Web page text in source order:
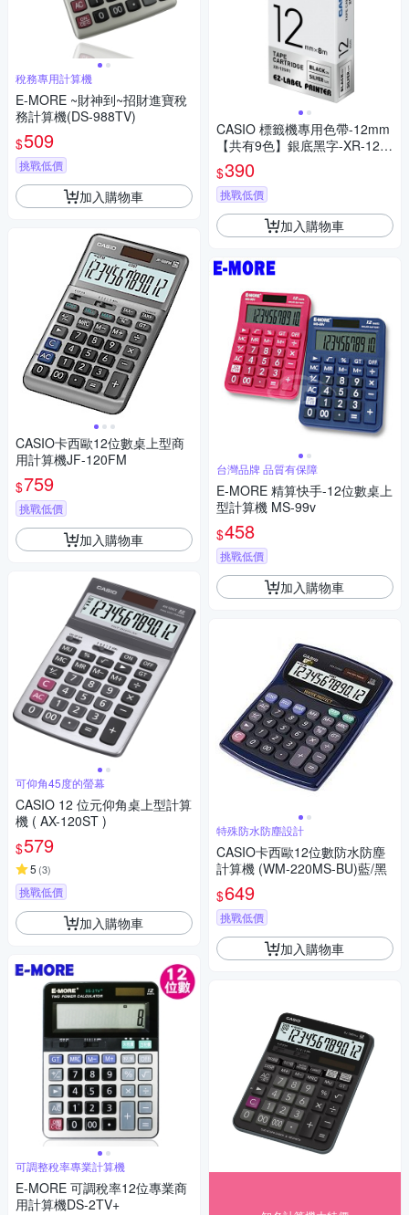
稅務專用計算機
E-MORE ~財神到~招財進寶稅
務計算機(DS-988TV)
$509
挑戰低價
加入購物車
CASIO卡西歐12位數桌上型商
用計算機JF-120FM
$759
挑戰低價
加入購物車
可仰角45度的螢幕
CASIO 12 位元仰角桌上型計算
機 ( AX-120ST )
$579
5 (3)
挑戰低價
加入購物車
可調整稅率專業計算機
E-MORE 可調稅率12位專業商
用計算機DS-2TV+
CASIO 標籤機專用色帶-12mm
【共有9色】銀底黑字-XR-12S
R1
$390
挑戰低價
加入購物車
台灣品牌 品質有保障
E-MORE 精算快手-12位數桌上
型計算機 MS-99v
$458
挑戰低價
加入購物車
特殊防水防塵設計
CASIO卡西歐12位數防水防塵
計算機 (WM-220MS-BU)藍/黑
$649
挑戰低價
加入購物車